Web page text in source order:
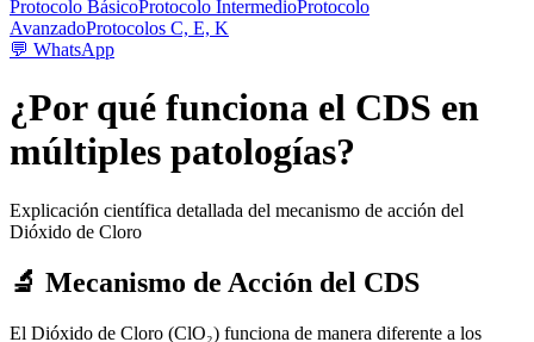
Protocolo BásicoProtocolo IntermedioProtocolo
AvanzadoProtocolos C, E, K
💬 WhatsApp
¿Por qué funciona el CDS en
múltiples patologías?
Explicación científica detallada del mecanismo de acción del
Dióxido de Cloro
🔬 Mecanismo de Acción del CDS
El Dióxido de Cloro (ClO₂) funciona de manera diferente a los